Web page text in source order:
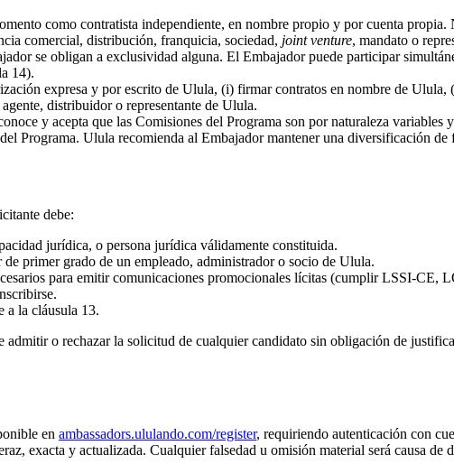
como contratista independiente, en nombre propio y por cuenta
comercial, distribución, franquicia, sociedad, joint venture, mandato o
se obligan a exclusividad alguna. El Embajador puede participar
14).
expresa y por escrito de Ulula, (i) firmar contratos en nombre de
distribuidor o representante de Ulula.
y acepta que las Comisiones del Programa son por naturaleza
Programa. Ulula recomienda al Embajador mantener una diversificación
debe:
jurídica, o persona jurídica válidamente constituida.
primer grado de un empleado, administrador o socio de Ulula.
para emitir comunicaciones promocionales lícitas (cumplir LSSI-CE,
a la cláusula 13.
admitir o rechazar la solicitud de cualquier candidato sin obligación de
en ambassadors.ululando.com/register, requiriendo autenticación con
exacta y actualizada. Cualquier falsedad u omisión material será causa de